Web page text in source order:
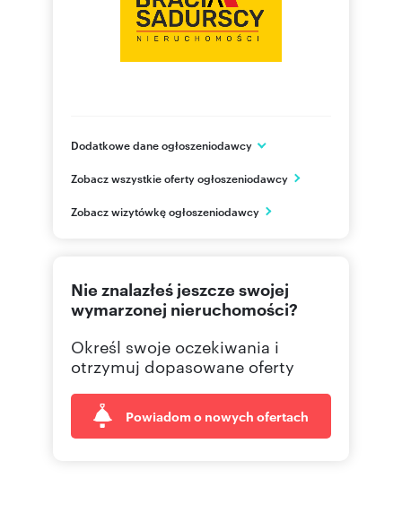
jasno zakomunikowane w opisie takiej oferty.
Dodatkowe dane ogłoszeniodawcy
Kraków
PL
Zobacz wszystkie oferty ogłoszeniodawcy
Zobacz wizytówkę ogłoszeniodawcy
Nie znalazłeś jeszcze swojej
wymarzonej nieruchomości?
Określ swoje oczekiwania i
otrzymuj dopasowane oferty
Powiadom o nowych ofertach